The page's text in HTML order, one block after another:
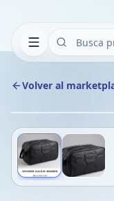
Volver al
1/2